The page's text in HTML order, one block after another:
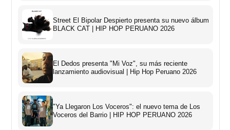
Street El Bipolar Despierto presenta su nuevo álbum
BLACK CAT | HIP HOP PERUANO 2026
El Dedos presenta "Mi Voz", su más reciente
lanzamiento audiovisual | Hip Hop Peruano 2026
"Ya Llegaron Los Voceros": el nuevo tema de Los
Voceros del Barrio | HIP HOP PERUANO 2026